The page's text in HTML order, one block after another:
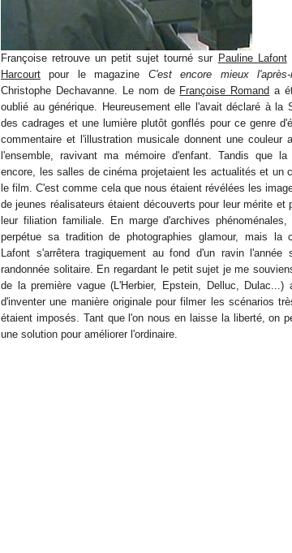
Françoise retrouve un petit sujet tourné sur Pauline Lafont
Harcourt pour le magazine C'est encore mieux l'après-
Christophe Dechavanne. Le nom de Françoise Romand a
oublié au générique. Heureusement elle l'avait déclaré à la
des cadrages et une lumière plutôt gonflés pour ce genre
commentaire et l'illustration musicale donnent une couleur
l'ensemble, ravivant ma mémoire d'enfant. Tandis que
encore, les salles de cinéma projetaient les actualités et un
le film. C'est comme cela que nous étaient révélées les
de jeunes réalisateurs étaient découverts pour leur mérite et
leur filiation familiale. En marge d'archives
perpétue sa tradition de photographies glamour, mais la
Lafont s'arrêtera tragiquement au fond d'un ravin l'année
randonnée solitaire. En regardant le petit sujet je me
de la première vague (L'Herbier, Epstein, Delluc, Dulac...)
d'inventer une manière originale pour filmer les scénarios
étaient imposés. Tant que l'on nous en laisse la liberté, on
une solution pour améliorer l'ordinaire.